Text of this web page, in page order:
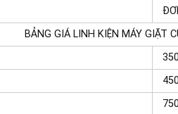
BẢNG GIÁ LINH KIỆN MÁY GIẶT